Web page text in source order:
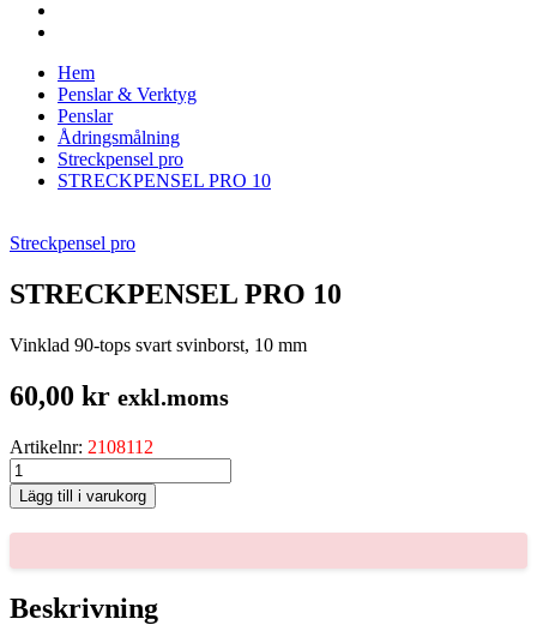
Hem
Penslar & Verktyg
Penslar
Ådringsmålning
Streckpensel pro
STRECKPENSEL PRO 10
Streckpensel pro
STRECKPENSEL PRO 10
Vinklad 90-tops svart svinborst, 10 mm
60,00 kr exkl.moms
Artikelnr: 2108112
STRECKPENSEL
PRO
10
mängd
Lägg till i varukorg
Beskrivning